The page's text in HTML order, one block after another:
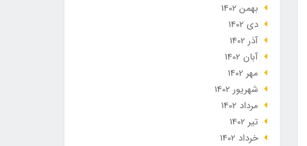
بهمن 1402
دی 1402
آذر 1402
آبان 1402
مهر 1402
شهریور 1402
مرداد 1402
تير 1402
خرداد 1402